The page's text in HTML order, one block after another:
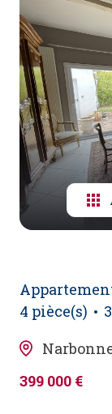
alerte
e-
mail
espace
extranet
4 pièce(s)
399 000 €